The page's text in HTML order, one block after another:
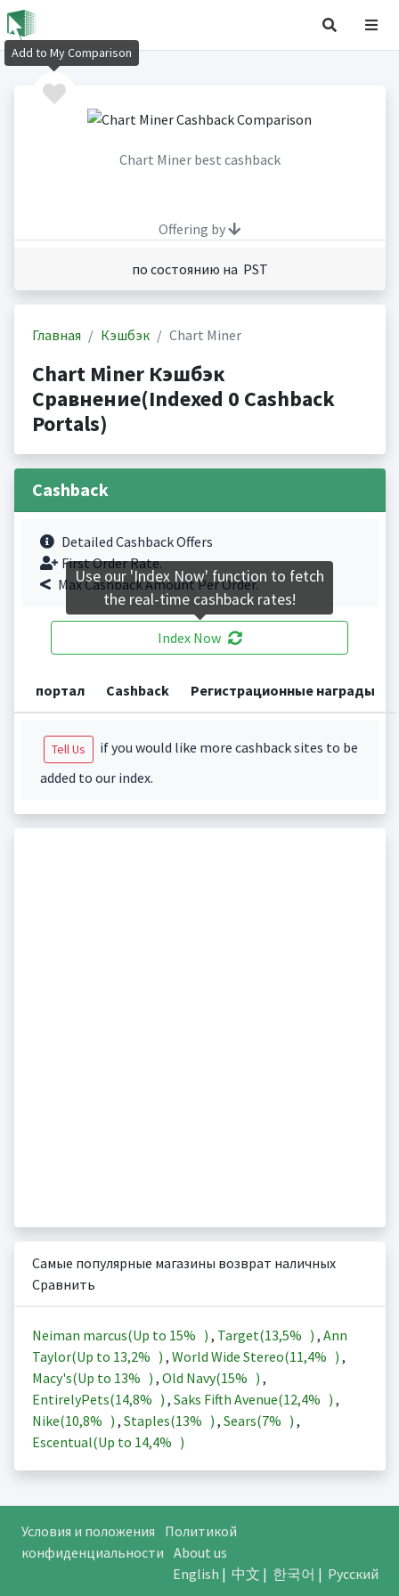
Chart Miner best cashback
Offering by
по состоянию на PST
Главная Кэшбэк Chart Miner
Chart Miner Кэшбэк
Сравнение(Indexed 0 Cashback
Portals)
Cashback
Detailed Cashback Offers
First Order Rate.
Max Cashback Amount Per Order.
Index Now
портал Cashback Регистрационные награды
Tell Us
if you would like more cashback sites to be
added to our index.
Самые популярные магазины возврат наличных
Сравнить
Neiman marcus(Up to 15% ) , Target(13,5% ) , Ann
Taylor(Up to 13,2% ) , World Wide Stereo(11,4% ) ,
Macy's(Up to 13% ) , Old Navy(15% ) ,
EntirelyPets(14,8% ) , Saks Fifth Avenue(12,4% ) ,
Nike(10,8% ) , Staples(13% ) , Sears(7% ) ,
Escentual(Up to 14,4% )
Условия и положения
Политикой
конфиденциальности About us
English | 中文 | 한국어 | Русский
Add to My Comparison
Use our 'Index Now' function to fetch
the real-time cashback rates!